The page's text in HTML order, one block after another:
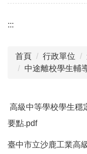
:::
首頁 行政單位
中途離校學生輔
高級中等學校學生穩
要點.pdf
臺中市立沙鹿工業高